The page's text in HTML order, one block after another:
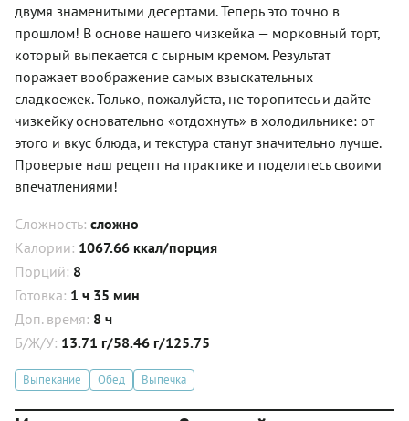
двумя знаменитыми десертами. Теперь это точно в
прошлом! В основе нашего чизкейка — морковный торт,
который выпекается с сырным кремом. Результат
поражает воображение самых взыскательных
сладкоежек. Только, пожалуйста, не торопитесь и дайте
чизкейку основательно «отдохнуть» в холодильнике: от
этого и вкус блюда, и текстура станут значительно лучше.
Проверьте наш рецепт на практике и поделитесь своими
впечатлениями!
Сложность: сложно
Калории: 1067.66 ккал/порция
Порций: 8
Готовка: 1 ч 35 мин
Доп. время: 8 ч
Б/Ж/У: 13.71 г/58.46 г/125.75
Выпекание Обед Выпечка